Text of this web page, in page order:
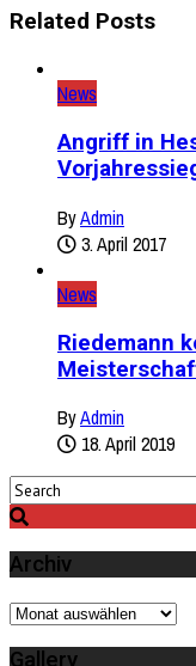
Related Posts
News
Angriff in
ByAdmin
3. April 2017
News
Riedemann
ByAdmin
18. April 2019
Archiv
Archiv
Gallery